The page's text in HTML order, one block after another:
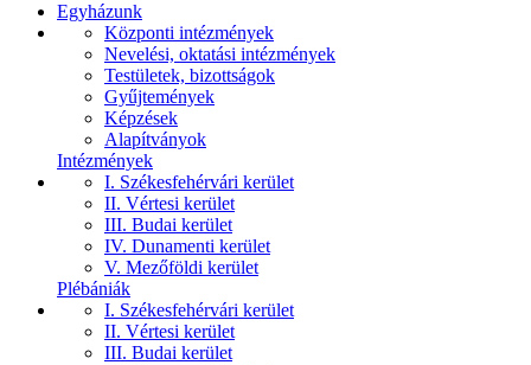
Egyházunk
Központi intézmények
Nevelési, oktatási intézmények
Testületek, bizottságok
Gyűjtemények
Képzések
Alapítványok
Intézmények
I. Székesfehérvári kerület
II. Vértesi kerület
III. Budai kerület
IV. Dunamenti kerület
V. Mezőföldi kerület
Plébániák
I. Székesfehérvári kerület
II. Vértesi kerület
III. Budai kerület